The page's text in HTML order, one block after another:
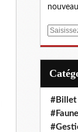
E
#Billet